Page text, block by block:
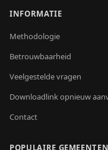
INFORMATIE
Methodologie
Betrouwbaarheid
Veelgestelde vragen
Downloadlink opnieuw
Contact
POPULAIRE GEMEENTEN